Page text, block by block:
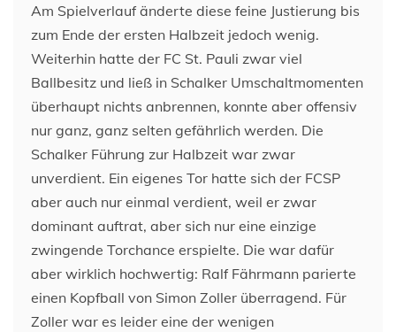
Am Spielverlauf änderte diese feine Justierung bis
zum Ende der ersten Halbzeit jedoch wenig.
Weiterhin hatte der FC St. Pauli zwar viel
Ballbesitz und ließ in Schalker Umschaltmomenten
überhaupt nichts anbrennen, konnte aber offensiv
nur ganz, ganz selten gefährlich werden. Die
Schalker Führung zur Halbzeit war zwar
unverdient. Ein eigenes Tor hatte sich der FCSP
aber auch nur einmal verdient, weil er zwar
dominant auftrat, aber sich nur eine einzige
zwingende Torchance erspielte. Die war dafür
aber wirklich hochwertig: Ralf Fährmann parierte
einen Kopfball von Simon Zoller überragend. Für
Zoller war es leider eine der wenigen